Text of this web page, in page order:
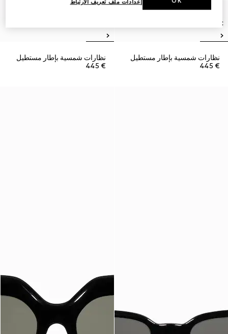
نظارات شمسية بإطار مستطيل
€ 445
نظارات شمسية بإطار مستطيل
€ 445
إعدادات ملف تعريف الارتباط